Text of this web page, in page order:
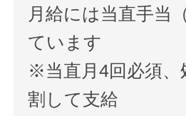
月給には当直手当
ています
※当直月4回必須、
割して支給